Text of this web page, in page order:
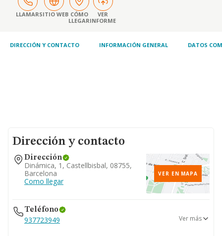
LLAMARSITIO WEB CÓMO
LLEGAR
VER
INFORME
DIRECCIÓN Y CONTACTO INFORMACIÓN GENERAL DATOS
Dirección y contacto
Dirección
Dinámica, 1, Castellbisbal, 08755,
Barcelona
Como llegar
VER EN MAPA
Teléfono
937723949 Ver más